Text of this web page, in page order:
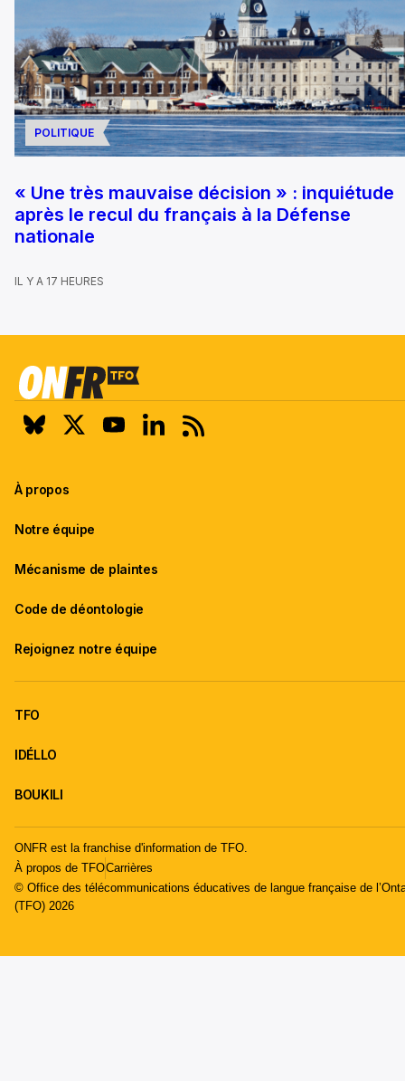
POLITIQUE
« Une très mauvaise décision » : inquiétude
après le recul du français à la Défense
nationale
IL Y A 17 HEURES
À propos
Notre équipe
Mécanisme de plaintes
Code de déontologie
Rejoignez notre équipe
TFO
IDÉLLO
BOUKILI
ONFR est la franchise d'information de TFO.
À propos de TFOCarrières
© Office des télécommunications éducatives de langue française de
(TFO) 2026